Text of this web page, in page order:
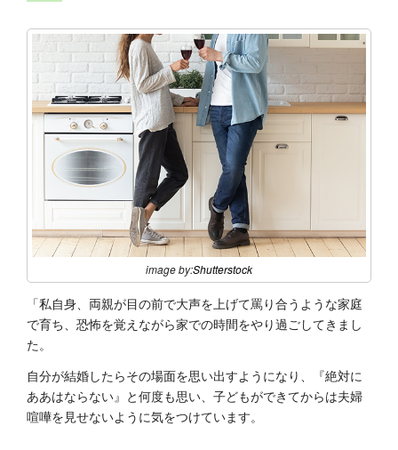
image by:Shutterstock
「私自身、両親が目の前で大声を上げて罵り合うような家庭
で育ち、恐怖を覚えながら家での時間をやり過ごしてきまし
た。
自分が結婚したらその場面を思い出すようになり、『絶対に
ああはならない』と何度も思い、子どもができてからは夫婦
喧嘩を見せないように気をつけています。